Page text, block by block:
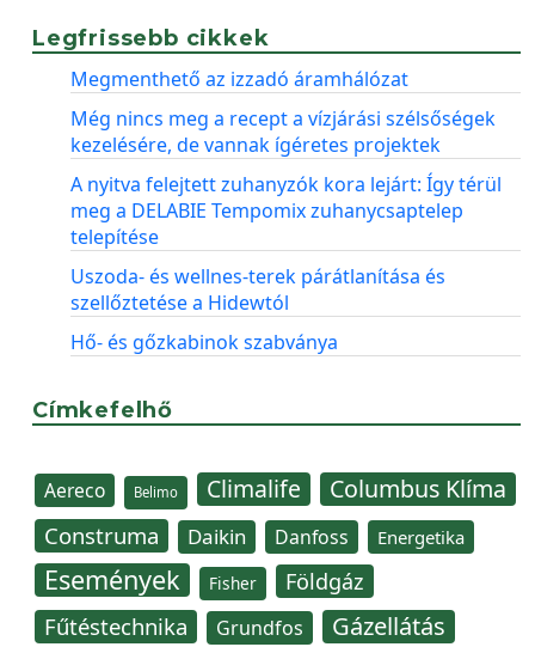
Legfrissebb cikkek
Megmenthető az izzadó áramhálózat
Még nincs meg a recept a vízjárási szélsőségek
kezelésére, de vannak ígéretes projektek
A nyitva felejtett zuhanyzók kora lejárt: Így térül
meg a DELABIE Tempomix zuhanycsaptelep
telepítése
Uszoda- és wellnes-terek párátlanítása és
szellőztetése a Hidewtól
Hő- és gőzkabinok szabványa
Címkefelhő
Aereco Belimo Climalife Columbus Klíma
Construma Daikin Danfoss Energetika
Események Fisher Földgáz
Fűtéstechnika Grundfos Gázellátás